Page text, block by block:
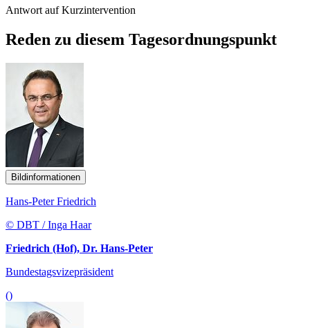
Antwort auf Kurzintervention
Reden zu diesem Tagesordnungspunkt
Bildinformationen
Hans-Peter Friedrich
© DBT / Inga Haar
Friedrich (Hof), Dr. Hans-Peter
Bundestagsvizepräsident
()